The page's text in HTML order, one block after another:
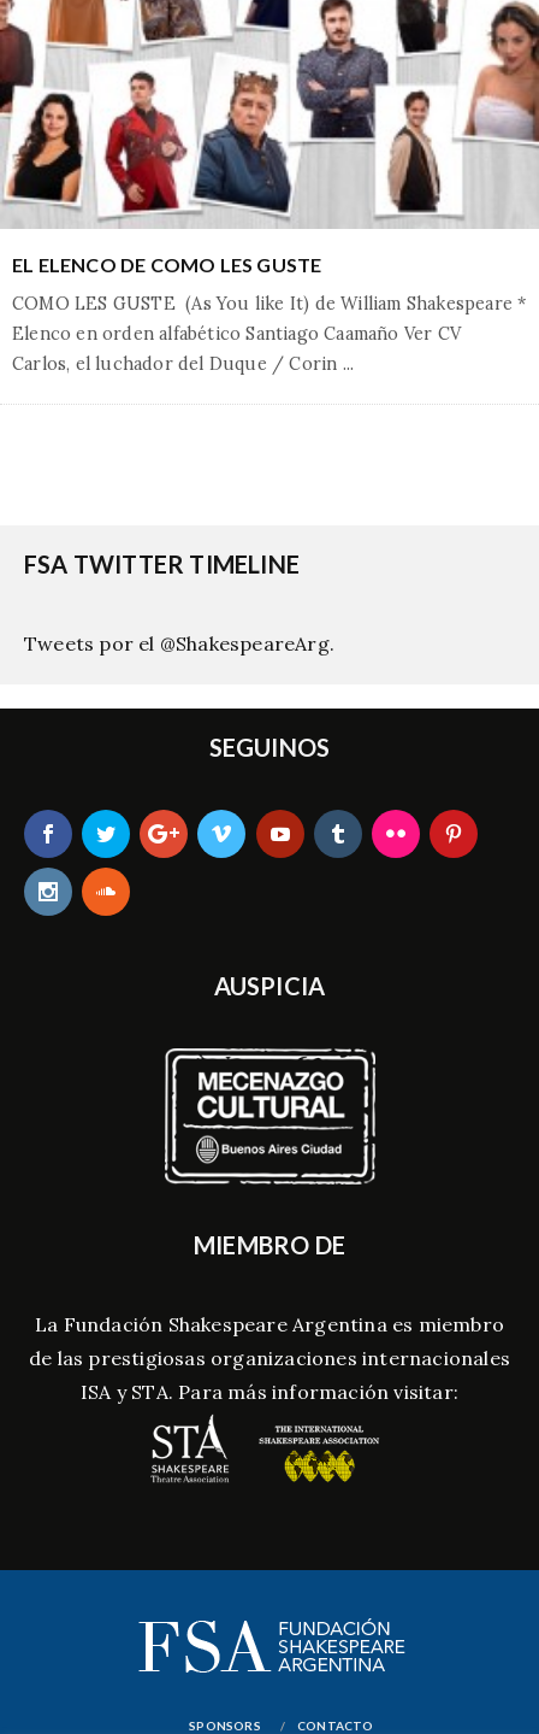
EL ELENCO DE COMO LES GUSTE
COMO LES GUSTE (As You like It) de William Shakespeare *
Elenco en orden alfabético Santiago Caamaño Ver CV
Carlos, el luchador del Duque / Corin ...
FSA TWITTER TIMELINE
Tweets por el @ShakespeareArg.
SEGUINOS
AUSPICIA
MIEMBRO DE
La Fundación Shakespeare Argentina es miembro
de las prestigiosas organizaciones internacionales
ISA y STA. Para más información visitar:
SPONSORS CONTACTO